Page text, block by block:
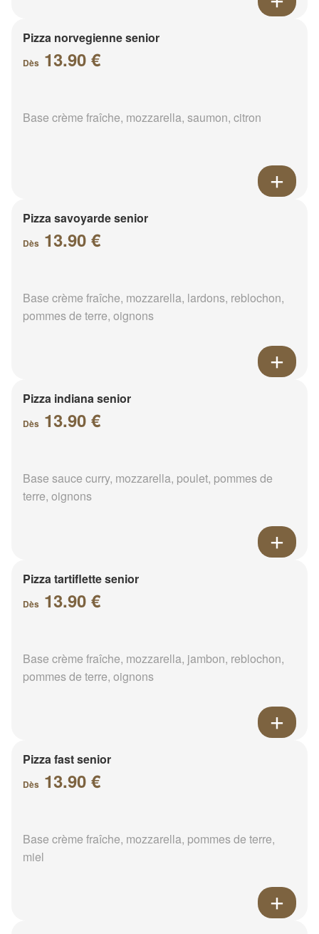
Pizza norvegienne senior
Dès 13.90 €
Base crème fraîche, mozzarella, saumon, citron
Pizza savoyarde senior
Dès 13.90 €
Base crème fraîche, mozzarella, lardons, reblochon,
pommes de terre, oignons
Pizza indiana senior
Dès 13.90 €
Base sauce curry, mozzarella, poulet, pommes de
terre, oignons
Pizza tartiflette senior
Dès 13.90 €
Base crème fraîche, mozzarella, jambon, reblochon,
pommes de terre, oignons
Pizza fast senior
Dès 13.90 €
Base crème fraîche, mozzarella, pommes de terre,
miel